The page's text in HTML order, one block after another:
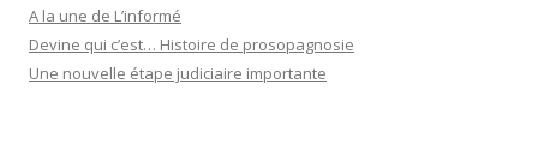
A la une de L’informé
Devine qui c’est… Histoire de prosopagnosie
Une nouvelle étape judiciaire importante